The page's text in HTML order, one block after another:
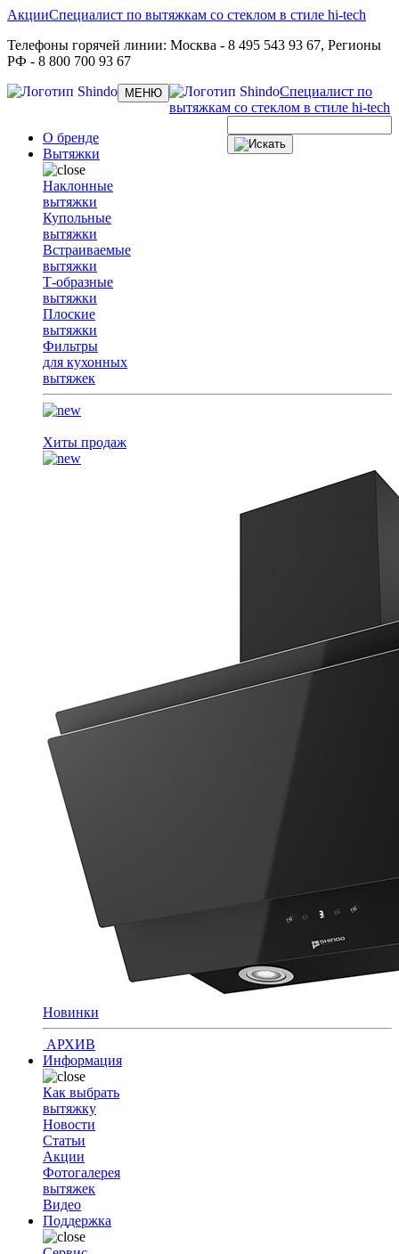
Акции
Телефоны горячей линии: Москва - 8 495 543 93 67, Регионы
РФ - 8 800 700 93 67
Специалист по вытяжкам со стеклом в стиле hi-tech
Toggle
navigation
МЕНЮ
Специалист по
вытяжкам со стеклом в стиле hi-tech
О бренде
Вытяжки
Наклонные
вытяжки
Купольные
вытяжки
Встраиваемые
вытяжки
Т-образные
вытяжки
Плоские
вытяжки
Фильтры
для кухонных
вытяжек
Хиты продаж
Новинки
АРХИВ
Информация
Как выбрать
вытяжку
Новости
Статьи
Акции
Фотогалерея
вытяжек
Видео
Поддержка